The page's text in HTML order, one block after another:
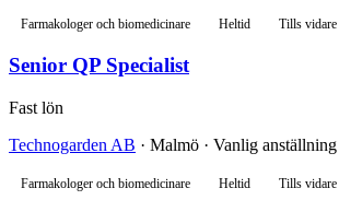
Farmakologer och biomedicinare Heltid Tills vidare
Senior QP Specialist
Fast lön
Technogarden AB · Malmö · Vanlig
Farmakologer och biomedicinare Heltid Tills vidare